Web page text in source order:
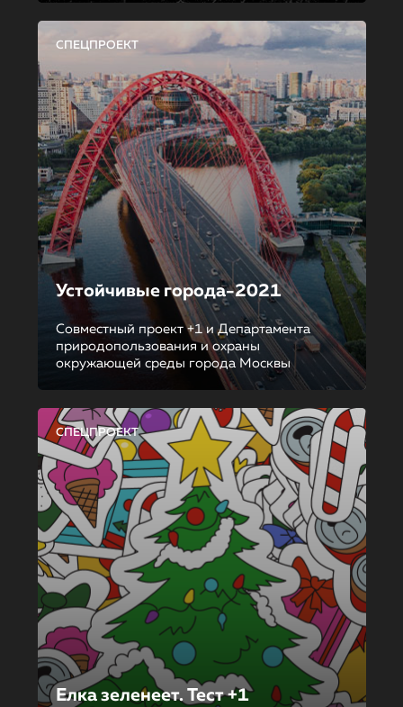
СПЕЦПРОЕКТ
Устойчивые города-2021
Совместный проект +1 и Департамента
природопользования и охраны
окружающей среды города Москвы
СПЕЦПРОЕКТ
Елка зеленеет. Тест +1